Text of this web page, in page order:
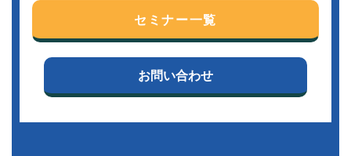
セミナー一覧
お問い合わせ